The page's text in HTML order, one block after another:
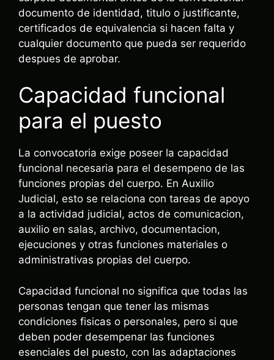
documento de identidad, titulo o justificante,
certificados de equivalencia si hacen falta y
cualquier documento que pueda ser requerido
despues de aprobar.
Capacidad funcional
para el puesto
La convocatoria exige poseer la capacidad
funcional necesaria para el desempeno de las
funciones propias del cuerpo. En Auxilio
Judicial, esto se relaciona con tareas de apoyo
a la actividad judicial, actos de comunicacion,
auxilio en salas, archivo, documentacion,
ejecuciones y otras funciones materiales o
administrativas propias del cuerpo.
Capacidad funcional no significa que todas las
personas tengan que tener las mismas
condiciones fisicas o personales, pero si que
deben poder desempenar las funciones
esenciales del puesto, con las adaptaciones